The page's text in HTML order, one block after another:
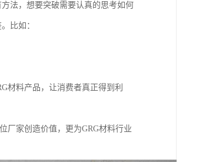
法，想要突破需要认真的思考如何
比如：
料产品，让消费者真正得到利
家创造价值，更为GRG材料行业